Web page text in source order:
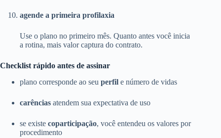
agende a primeira profilaxia
Use o plano no primeiro mês. Quanto antes você inicia
a rotina, mais valor captura do contrato.
Checklist rápido antes de assinar
plano corresponde ao seu perfil e número de vidas
carências atendem sua expectativa de uso
se existe coparticipação, você entendeu os valores por
procedimento